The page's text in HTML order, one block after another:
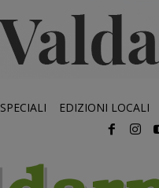
SPECIALI EDIZIONI LOCALI